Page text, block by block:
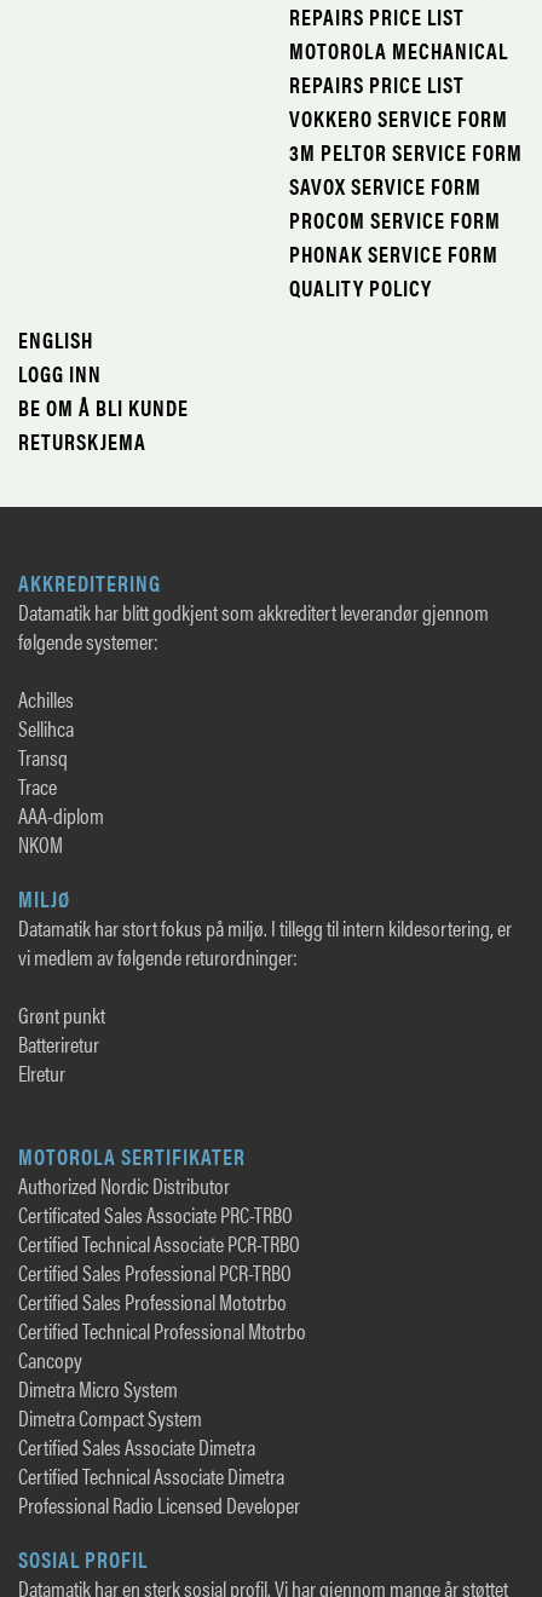
REPAIRS PRICE LIST
MOTOROLA MECHANICAL
REPAIRS PRICE LIST
VOKKERO SERVICE FORM
3M PELTOR SERVICE FORM
SAVOX SERVICE FORM
PROCOM SERVICE FORM
PHONAK SERVICE FORM
QUALITY POLICY
ENGLISH
LOGG INN
BE OM Å BLI KUNDE
RETURSKJEMA
AKKREDITERING
Datamatik har blitt godkjent som akkreditert leverandør gjennom
følgende systemer:
Achilles
Sellihca
Transq
Trace
AAA-diplom
NKOM
MILJØ
Datamatik har stort fokus på miljø. I tillegg til intern kildesortering, er
vi medlem av følgende returordninger:
Grønt punkt
Batteriretur
Elretur
MOTOROLA SERTIFIKATER
Authorized Nordic Distributor
Certificated Sales Associate PRC-TRBO
Certified Technical Associate PCR-TRBO
Certified Sales Professional PCR-TRBO
Certified Sales Professional Mototrbo
Certified Technical Professional Mtotrbo
Cancopy
Dimetra Micro System
Dimetra Compact System
Certified Sales Associate Dimetra
Certified Technical Associate Dimetra
Professional Radio Licensed Developer
SOSIAL PROFIL
Datamatik har en sterk sosial profil. Vi har gjennom mange år støttet